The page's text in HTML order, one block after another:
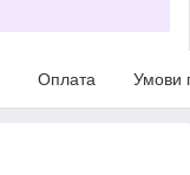
Оплата Умови